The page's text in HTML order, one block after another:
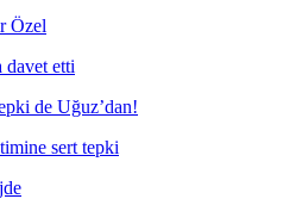
Özel
davet etti
de Uğuz’dan!
sert tepki